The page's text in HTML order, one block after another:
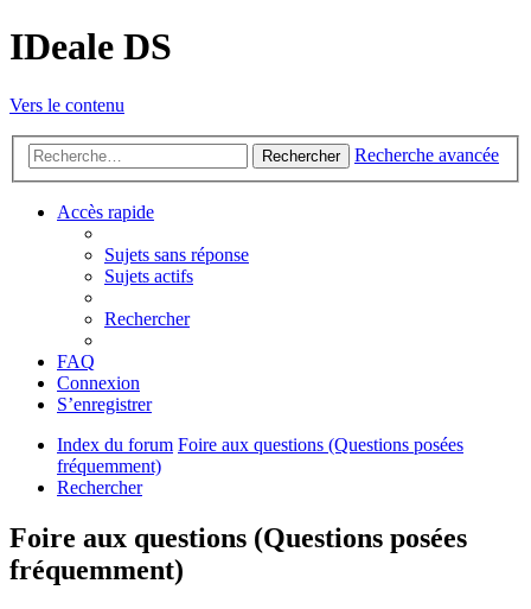
IDeale DS
Vers le contenu
Rechercher Recherche avancée
Accès rapide
Sujets sans réponse
Sujets actifs
Rechercher
FAQ
Connexion
S’enregistrer
Index du forum Foire aux questions (Questions posées
fréquemment)
Rechercher
Foire aux questions (Questions posées
fréquemment)